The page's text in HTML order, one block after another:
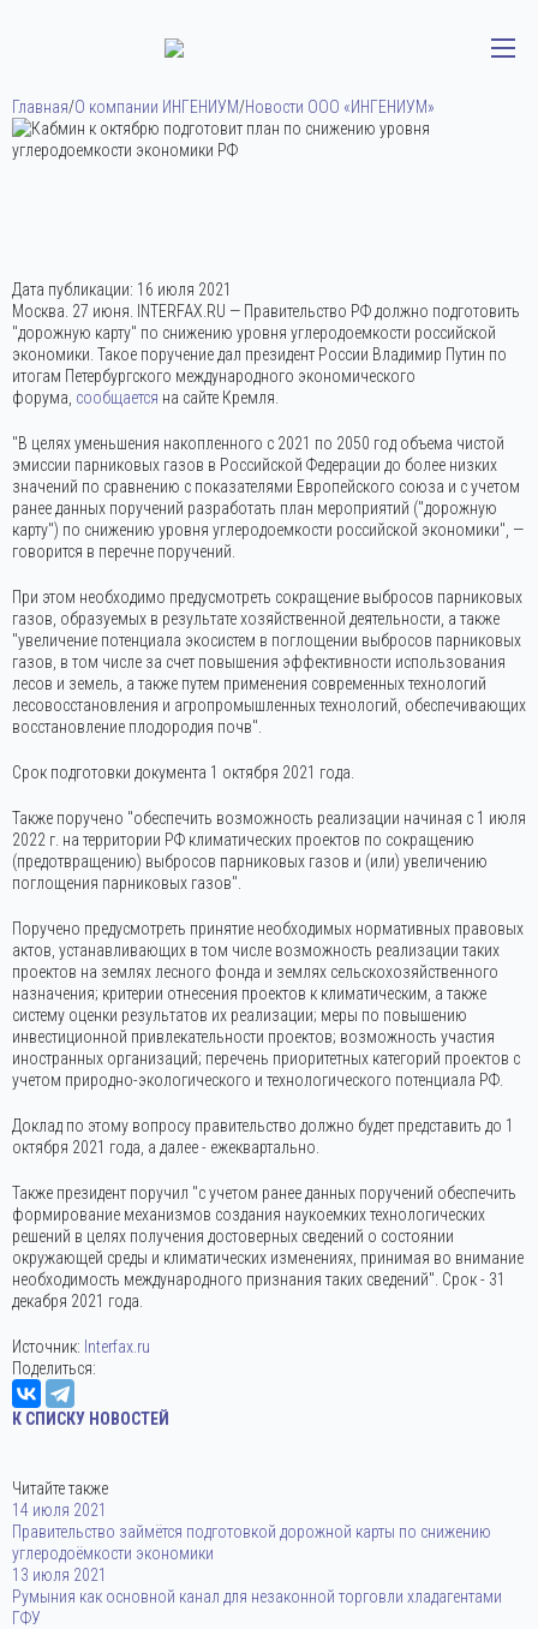
Главная/О компании ИНГЕНИУМ/Новости ООО «ИНГЕНИУМ»
Дата публикации: 16 июля 2021
Москва. 27 июня. INTERFAX.RU — Правительство РФ должно подготовить
"дорожную карту" по снижению уровня углеродоемкости российской
экономики. Такое поручение дал президент России Владимир Путин по
итогам Петербургского международного экономического
форума, сообщается на сайте Кремля.
"В целях уменьшения накопленного с 2021 по 2050 год объема чистой
эмиссии парниковых газов в Российской Федерации до более низких
значений по сравнению с показателями Европейского союза и с учетом
ранее данных поручений разработать план мероприятий ("дорожную
карту") по снижению уровня углеродоемкости российской экономики", —
говорится в перечне поручений.
При этом необходимо предусмотреть сокращение выбросов парниковых
газов, образуемых в результате хозяйственной деятельности, а также
"увеличение потенциала экосистем в поглощении выбросов парниковых
газов, в том числе за счет повышения эффективности использования
лесов и земель, а также путем применения современных технологий
лесовосстановления и агропромышленных технологий, обеспечивающих
восстановление плодородия почв".
Срок подготовки документа 1 октября 2021 года.
Также поручено "обеспечить возможность реализации начиная с 1 июля
2022 г. на территории РФ климатических проектов по сокращению
(предотвращению) выбросов парниковых газов и (или) увеличению
поглощения парниковых газов".
Поручено предусмотреть принятие необходимых нормативных правовых
актов, устанавливающих в том числе возможность реализации таких
проектов на землях лесного фонда и землях сельскохозяйственного
назначения; критерии отнесения проектов к климатическим, а также
систему оценки результатов их реализации; меры по повышению
инвестиционной привлекательности проектов; возможность участия
иностранных организаций; перечень приоритетных категорий проектов с
учетом природно-экологического и технологического потенциала РФ.
Доклад по этому вопросу правительство должно будет представить до 1
октября 2021 года, а далее - ежеквартально.
Также президент поручил "с учетом ранее данных поручений обеспечить
формирование механизмов создания наукоемких технологических
решений в целях получения достоверных сведений о состоянии
окружающей среды и климатических изменениях, принимая во внимание
необходимость международного признания таких сведений". Срок - 31
декабря 2021 года.
Источник: Interfax.ru
Поделиться:
К СПИСКУ НОВОСТЕЙ
Читайте также
14 июля 2021
Правительство займётся подготовкой дорожной карты по снижению
углеродоёмкости экономики
13 июля 2021
Румыния как основной канал для незаконной торговли хладагентами
ГФУ